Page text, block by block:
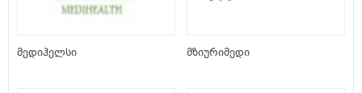
მედიჰელსი მზიურიმედი